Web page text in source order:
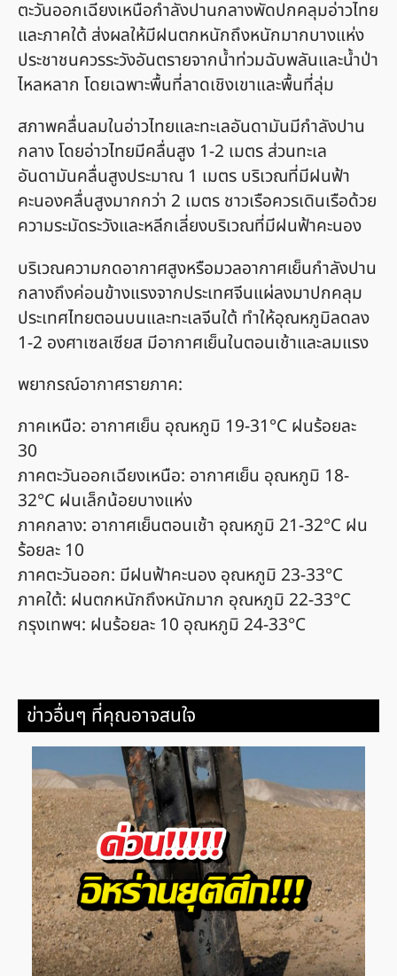
ตะวันออกเฉียงเหนือกำลังปานกลางพัดปกคลุมอ่าวไทย
และภาคใต้ ส่งผลให้มีฝนตกหนักถึงหนักมากบางแห่ง
ประชาชนควรระวังอันตรายจากน้ำท่วมฉับพลันและน้ำป่า
ไหลหลาก โดยเฉพาะพื้นที่ลาดเชิงเขาและพื้นที่ลุ่ม
สภาพคลื่นลมในอ่าวไทยและทะเลอันดามันมีกำลังปาน
กลาง โดยอ่าวไทยมีคลื่นสูง 1-2 เมตร ส่วนทะเล
อันดามันคลื่นสูงประมาณ 1 เมตร บริเวณที่มีฝนฟ้า
คะนองคลื่นสูงมากกว่า 2 เมตร ชาวเรือควรเดินเรือด้วย
ความระมัดระวังและหลีกเลี่ยงบริเวณที่มีฝนฟ้าคะนอง
บริเวณความกดอากาศสูงหรือมวลอากาศเย็นกำลังปาน
กลางถึงค่อนข้างแรงจากประเทศจีนแผ่ลงมาปกคลุม
ประเทศไทยตอนบนและทะเลจีนใต้ ทำให้อุณหภูมิลดลง
1-2 องศาเซลเซียส มีอากาศเย็นในตอนเช้าและลมแรง
พยากรณ์อากาศรายภาค:
ภาคเหนือ: อากาศเย็น อุณหภูมิ 19-31°C ฝนร้อยละ
30
ภาคตะวันออกเฉียงเหนือ: อากาศเย็น อุณหภูมิ 18-
32°C ฝนเล็กน้อยบางแห่ง
ภาคกลาง: อากาศเย็นตอนเช้า อุณหภูมิ 21-32°C ฝน
ร้อยละ 10
ภาคตะวันออก: มีฝนฟ้าคะนอง อุณหภูมิ 23-33°C
ภาคใต้: ฝนตกหนักถึงหนักมาก อุณหภูมิ 22-33°C
กรุงเทพฯ: ฝนร้อยละ 10 อุณหภูมิ 24-33°C
ข่าวอื่นๆ ที่คุณอาจสนใจ